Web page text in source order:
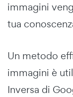
immagini
tua
Un metodo
immagini è
Inversa di